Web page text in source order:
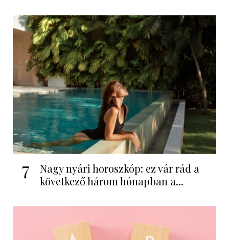
7
Nagy nyári horoszkóp: ez vár rád a
következő három hónapban a...